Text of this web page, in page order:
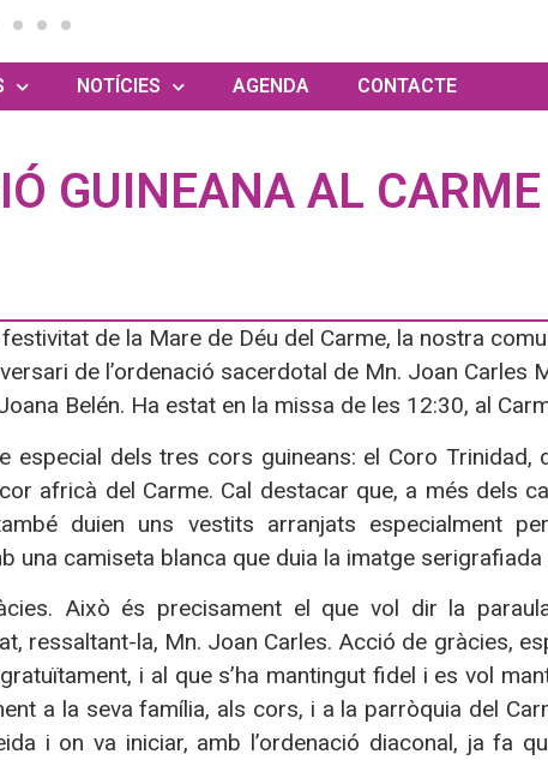
NOTÍCIES AGENDA CONTACTE
GUINEANA AL
de la Mare de Déu del Carme, la nostra
de l’ordenació sacerdotal de Mn. Joan Carles
Belén. Ha estat en la missa de les 12:30, al
especial dels tres cors guineans: el Coro Trinidad,
africà del Carme. Cal destacar que, a més dels
duien uns vestits arranjats especialment
una camiseta blanca que duia la imatge serigrafiada
Això és precisament el que vol dir la
ressaltant-la, Mn. Joan Carles. Acció de gràcies,
i al que s’ha mantingut fidel i es vol
a la seva família, als cors, i a la parròquia del
i on va iniciar, amb l’ordenació diaconal, ja fa